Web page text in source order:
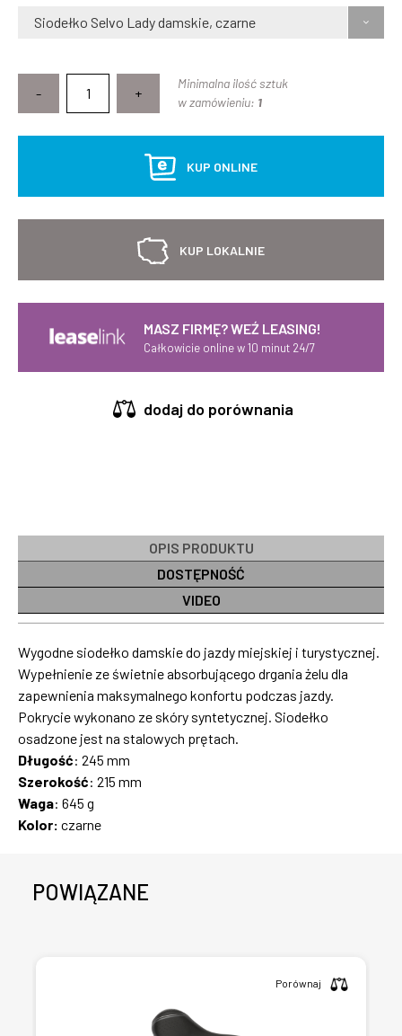
Siodełko Selvo Lady damskie, czarne
- +
Minimalna ilość sztuk
w zamówieniu: 1
KUP ONLINE
KUP LOKALNIE
MASZ FIRMĘ? WEŹ LEASING!
Całkowicie online w 10 minut 24/7
dodaj do porównania
OPIS PRODUKTU
DOSTĘPNOŚĆ
VIDEO
Wygodne siodełko damskie do jazdy miejskiej i turystycznej.
Wypełnienie ze świetnie absorbującego drgania żelu dla
zapewnienia maksymalnego konfortu podczas jazdy.
Pokrycie wykonano ze skóry syntetycznej. Siodełko
osadzone jest na stalowych prętach.
Długość: 245 mm
Szerokość: 215 mm
Waga: 645 g
Kolor: czarne
POWIĄZANE
Porównaj